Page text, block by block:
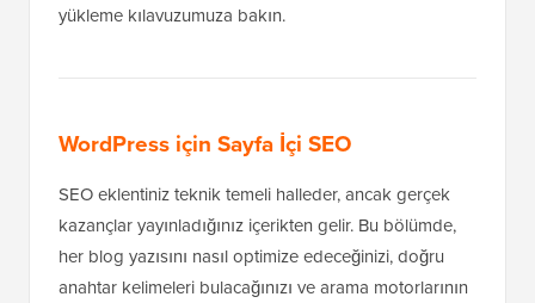
yükleme kılavuzumuza bakın.
WordPress için Sayfa İçi SEO
SEO eklentiniz teknik temeli halleder, ancak gerçek
kazançlar yayınladığınız içerikten gelir. Bu bölümde,
her blog yazısını nasıl optimize edeceğinizi, doğru
anahtar kelimeleri bulacağınızı ve arama motorlarının